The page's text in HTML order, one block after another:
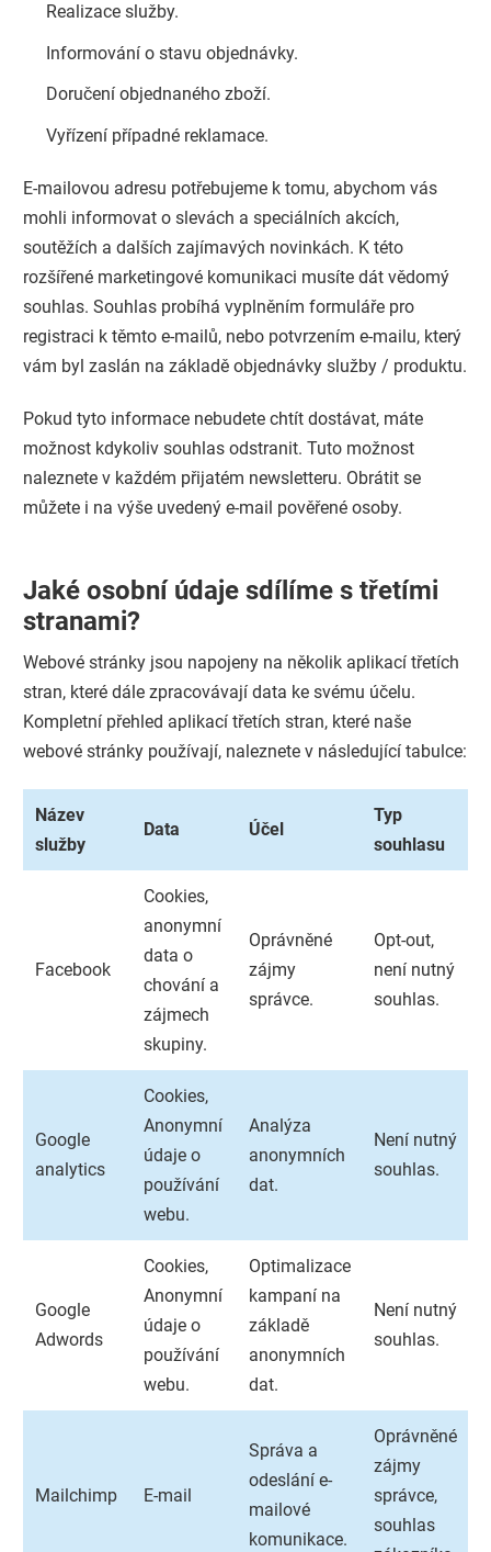
Realizace služby.
Informování o stavu objednávky.
Doručení objednaného zboží.
Vyřízení případné reklamace.
E-mailovou adresu potřebujeme k tomu, abychom vás
mohli informovat o slevách a speciálních akcích,
soutěžích a dalších zajímavých novinkách. K této
rozšířené marketingové komunikaci musíte dát vědomý
souhlas. Souhlas probíhá vyplněním formuláře pro
registraci k těmto e-mailů, nebo potvrzením e-mailu, který
vám byl zaslán na základě objednávky služby / produktu.
Pokud tyto informace nebudete chtít dostávat, máte
možnost kdykoliv souhlas odstranit. Tuto možnost
naleznete v každém přijatém newsletteru. Obrátit se
můžete i na výše uvedený e-mail pověřené osoby.
Jaké osobní údaje sdílíme s třetími
stranami?
Webové stránky jsou napojeny na několik aplikací třetích
stran, které dále zpracovávají data ke svému účelu.
Kompletní přehled aplikací třetích stran, které naše
webové stránky používají, naleznete v následující tabulce:
Název
služby
Data Účel
Typ
souhlasu
Facebook
Cookies,
anonymní
data o
chování a
zájmech
skupiny.
Oprávněné
zájmy
správce.
Opt-out,
není nutný
souhlas.
Google
analytics
Cookies,
Anonymní
údaje o
používání
webu.
Analýza
anonymních
dat.
Není nutný
souhlas.
Google
Adwords
Cookies,
Anonymní
údaje o
používání
webu.
Optimalizace
kampaní na
základě
anonymních
dat.
Není nutný
souhlas.
Mailchimp E-mail
Správa a
odeslání e-
mailové
komunikace.
Oprávněné
zájmy
správce,
souhlas